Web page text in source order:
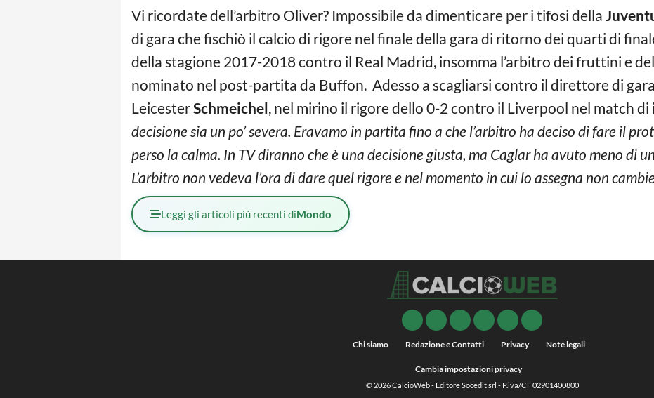
Vi ricordate dell’arbitro Oliver? Impossibile da dimenticare per i tifosi della
di gara che fischiò il calcio di rigore nel finale della gara di ritorno dei quarti di
della stagione 2017-2018 contro il Real Madrid, insomma l’arbitro dei fruttini e
nominato nel post-partita da Buffon. Adesso a scagliarsi contro il direttore di
LeicesterSchmeichel, nel mirino il rigore dello 0-2 contro il Liverpool nel match di
decisione sia un po’ severa. Eravamo in partita fino a che l’arbitro ha deciso di fare il
perso la calma. In TV diranno che è una decisione giusta, ma Caglar ha avuto meno di
L’arbitro non vedeva l’ora di dare quel rigore e nel momento in cui lo assegna non
Leggi gli articoli più recenti diMondo
Chi siamo Redazione e Contatti Privacy Note legali
Cambia impostazioni privacy
© 2026CalcioWeb- Editore Socedit srl - P.iva/CF 02901400800